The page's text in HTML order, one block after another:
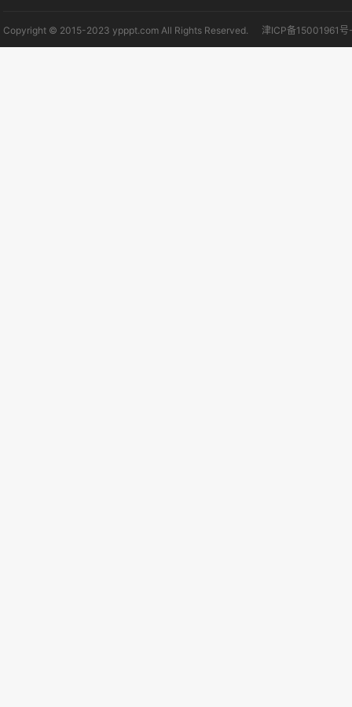
Copyright © 2015-2023 ypppt.com All Rights Reserved. 津ICP备15001961号